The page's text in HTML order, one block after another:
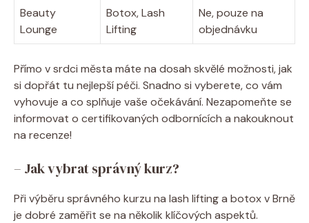
Beauty
Lounge
Botox, Lash
Lifting
Ne, pouze na
objednávku
Přímo v srdci města máte na dosah skvělé možnosti, jak
si dopřát tu nejlepší péči. Snadno si vyberete, co vám
vyhovuje a co splňuje vaše očekávání. Nezapomeňte se
informovat o certifikovaných odbornících a nakouknout
na recenze!
– Jak vybrat správný kurz?
Při výběru správného kurzu na lash lifting a botox v Brně
je dobré zaměřit se na několik klíčových aspektů.